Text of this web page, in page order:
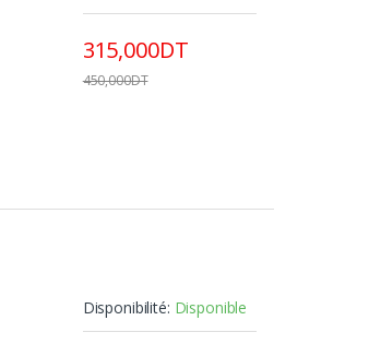
315,000DT
450,000DT
Disponibilité: Disponible